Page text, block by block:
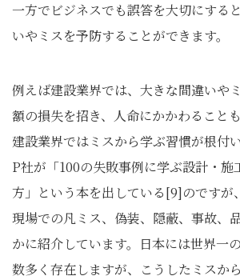
一方でビジネスでも誤答を大切にする
いやミスを予防することができます。
例えば建設業界では、大きな間違いや
額の損失を招き、人命にかかわること
建設業界ではミスから学ぶ習慣が根付
P社が「100の失敗事例に学ぶ設計・施
方」という本を出している[9]のですが
現場での凡ミス、偽装、隠蔽、事故、
かに紹介しています。日本には世界一
数多く存在しますが、こうしたミスか